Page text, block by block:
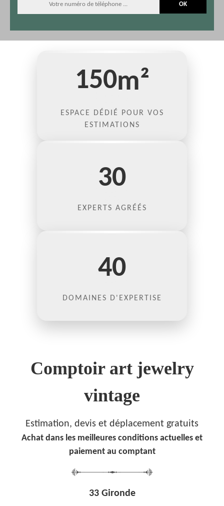
150m²
ESPACE DÉDIÉ POUR VOS
ESTIMATIONS
30
EXPERTS AGRÉÉS
40
DOMAINES D'EXPERTISE
Comptoir art jewelry
vintage
Estimation, devis et déplacement gratuits
Achat dans les meilleures conditions actuelles et
paiement au comptant
33 Gironde